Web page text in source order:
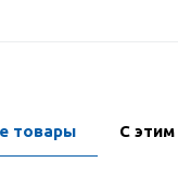
товары С